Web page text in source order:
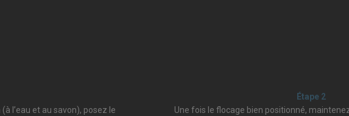
l’eau et au savon), posez le
Étape 2
Une fois le flocage bien positionné,